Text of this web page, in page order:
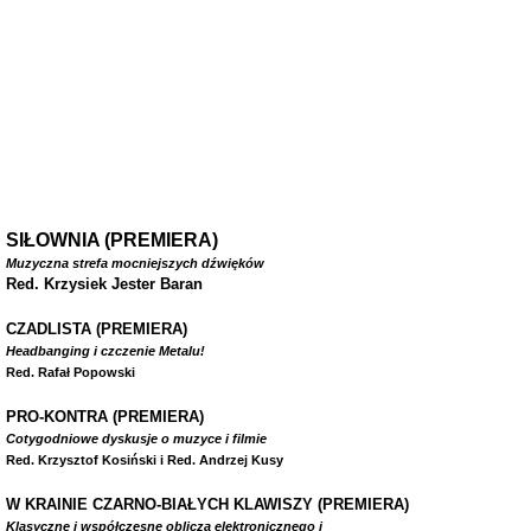
SIŁOWNIA (PREMIERA)
Muzyczna strefa mocniejszych dźwięków
Red. Krzysiek Jester Baran
CZADLISTA (PREMIERA)
Headbanging i czczenie Metalu!
Red. Rafał Popowski
PRO-KONTRA (PREMIERA)
Cotygodniowe dyskusje o muzyce i filmie
Red. Krzysztof Kosiński i Red. Andrzej Kusy
W KRAINIE CZARNO-BIAŁYCH KLAWISZY (PREMIERA)
Klasyczne i współczesne oblicza elektronicznego i